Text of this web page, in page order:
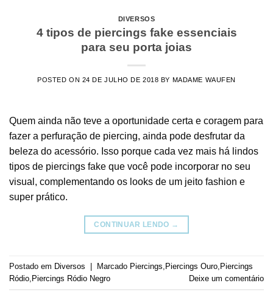
DIVERSOS
4 tipos de piercings fake essenciais
para seu porta joias
POSTED ON 24 DE JULHO DE 2018 BY MADAME WAUFEN
Quem ainda não teve a oportunidade certa e coragem para
fazer a perfuração de piercing, ainda pode desfrutar da
beleza do acessório. Isso porque cada vez mais há lindos
tipos de piercings fake que você pode incorporar no seu
visual, complementando os looks de um jeito fashion e
super prático.
CONTINUAR LENDO →
Postado em Diversos | Marcado Piercings Piercings Ouro Piercings
Ródio Piercings Ródio Negro Deixe um comentário